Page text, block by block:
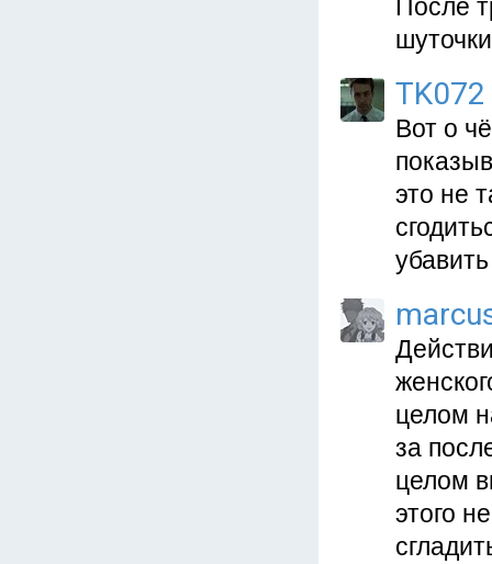
После
TK072
Вот о
это не
убавить
целом
за
целом
этого